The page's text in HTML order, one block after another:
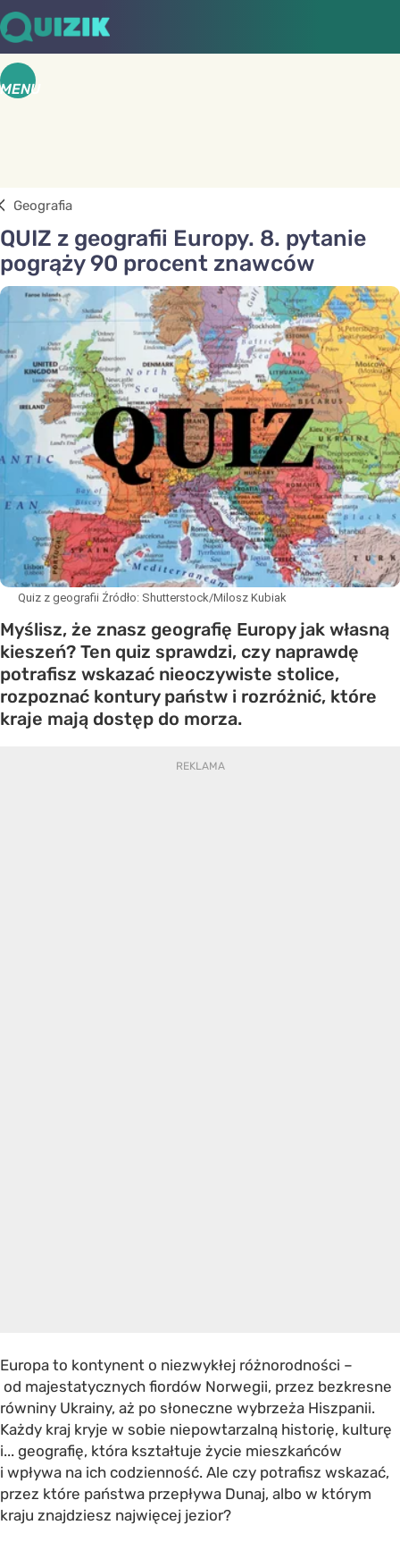
MENU
Geografia
QUIZ z geografii Europy. 8. pytanie
pogrąży 90 procent znawców
Quiz z geografii Źródło: Shutterstock/Milosz Kubiak
Myślisz, że znasz geografię Europy jak własną
kieszeń? Ten quiz sprawdzi, czy naprawdę
potrafisz wskazać nieoczywiste stolice,
rozpoznać kontury państw i rozróżnić, które
kraje mają dostęp do morza.
Europa to kontynent o niezwykłej różnorodności –
od majestatycznych fiordów Norwegii, przez bezkresne
równiny Ukrainy, aż po słoneczne wybrzeża Hiszpanii.
Każdy kraj kryje w sobie niepowtarzalną historię, kulturę
i... geografię, która kształtuje życie mieszkańców
i wpływa na ich codzienność. Ale czy potrafisz wskazać,
przez które państwa przepływa Dunaj, albo w którym
kraju znajdziesz najwięcej jezior?